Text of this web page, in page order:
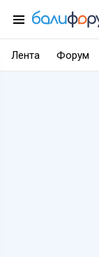
Лента Форум